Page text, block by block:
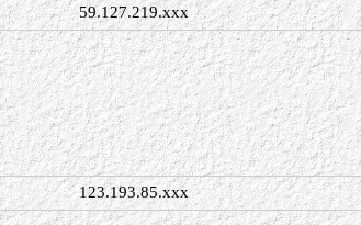
59.127.219.xxx
123.193.85.xxx